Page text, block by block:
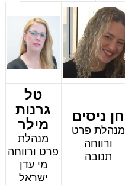
חן ניסים
מנהלת פרט
ורווחה
תנובה
טל
גרנות
מילר
מנהלת
פרט ורווחה
מי עדן
ישראל